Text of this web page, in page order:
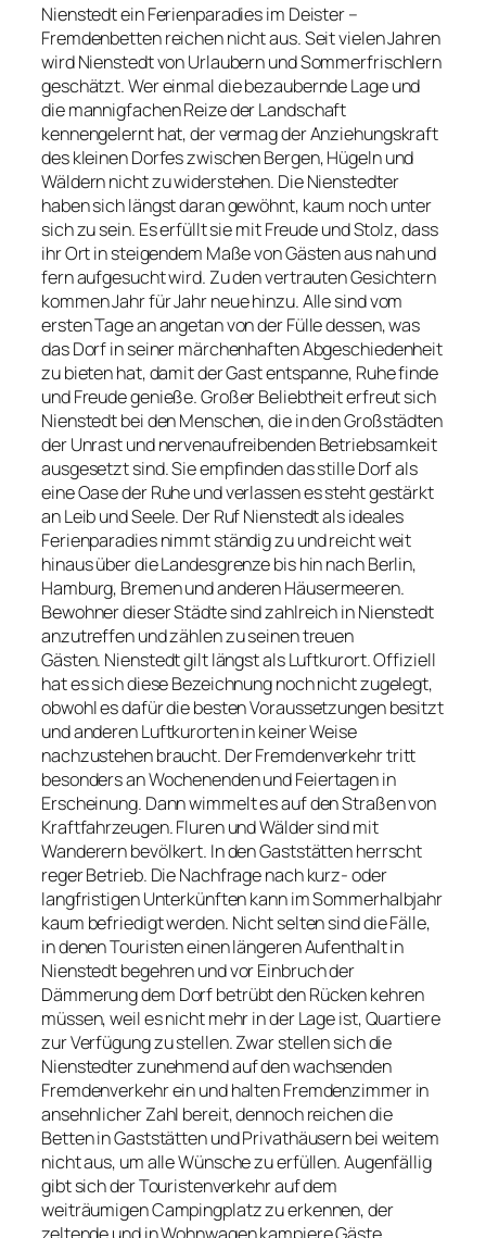
Nienstedt ein Ferienparadies im Deister –
Fremdenbetten reichen nicht aus. Seit vielen Jahren
wird Nienstedt von Urlaubern und Sommerfrischlern
geschätzt. Wer einmal die bezaubernde Lage und
die mannigfachen Reize der Landschaft
kennengelernt hat, der vermag der Anziehungskraft
des kleinen Dorfes zwischen Bergen, Hügeln und
Wäldern nicht zu widerstehen. Die Nienstedter
haben sich längst daran gewöhnt, kaum noch unter
sich zu sein. Es erfüllt sie mit Freude und Stolz, dass
ihr Ort in steigendem Maße von Gästen aus nah und
fern aufgesucht wird. Zu den vertrauten Gesichtern
kommen Jahr für Jahr neue hinzu. Alle sind vom
ersten Tage an angetan von der Fülle dessen, was
das Dorf in seiner märchenhaften Abgeschiedenheit
zu bieten hat, damit der Gast entspanne, Ruhe finde
und Freude genieße. Großer Beliebtheit erfreut sich
Nienstedt bei den Menschen, die in den Großstädten
der Unrast und nervenaufreibenden Betriebsamkeit
ausgesetzt sind. Sie empfinden das stille Dorf als
eine Oase der Ruhe und verlassen es steht gestärkt
an Leib und Seele. Der Ruf Nienstedt als ideales
Ferienparadies nimmt ständig zu und reicht weit
hinaus über die Landesgrenze bis hin nach Berlin,
Hamburg, Bremen und anderen Häusermeeren.
Bewohner dieser Städte sind zahlreich in Nienstedt
anzutreffen und zählen zu seinen treuen
Gästen. Nienstedt gilt längst als Luftkurort. Offiziell
hat es sich diese Bezeichnung noch nicht zugelegt,
obwohl es dafür die besten Voraussetzungen besitzt
und anderen Luftkurorten in keiner Weise
nachzustehen braucht. Der Fremdenverkehr tritt
besonders an Wochenenden und Feiertagen in
Erscheinung. Dann wimmelt es auf den Straßen von
Kraftfahrzeugen. Fluren und Wälder sind mit
Wanderern bevölkert. In den Gaststätten herrscht
reger Betrieb. Die Nachfrage nach kurz- oder
langfristigen Unterkünften kann im Sommerhalbjahr
kaum befriedigt werden. Nicht selten sind die Fälle,
in denen Touristen einen längeren Aufenthalt in
Nienstedt begehren und vor Einbruch der
Dämmerung dem Dorf betrübt den Rücken kehren
müssen, weil es nicht mehr in der Lage ist, Quartiere
zur Verfügung zu stellen. Zwar stellen sich die
Nienstedter zunehmend auf den wachsenden
Fremdenverkehr ein und halten Fremdenzimmer in
ansehnlicher Zahl bereit, dennoch reichen die
Betten in Gaststätten und Privathäusern bei weitem
nicht aus, um alle Wünsche zu erfüllen. Augenfällig
gibt sich der Touristenverkehr auf dem
weiträumigen Campingplatz zu erkennen, der